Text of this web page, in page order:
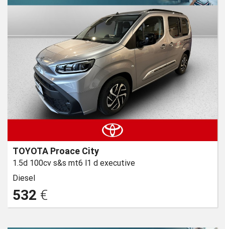
TOYOTA Proace City
1.5d 100cv s&s mt6 l1 d executive
Diesel
532 €